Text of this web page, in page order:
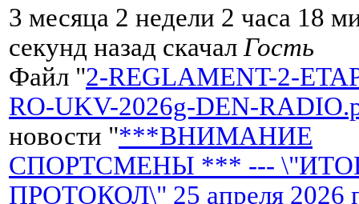
3 месяца 2 недели 2 часа 18
секунд назад скачал Гость
Файл "2-REGLAMENT-2-
RO-UKV-2026g-DEN-
новости "***ВНИМАНИЕ
СПОРТСМЕНЫ *** ---
ПРОТОКОЛ\" 25 апреля 2026